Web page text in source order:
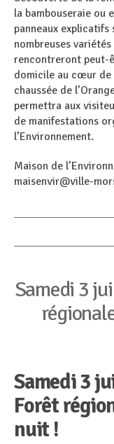
la bambouseraie ou
panneaux
nombreuses
rencontreront peut-
domicile au cœur de
chaussée de
permettra aux
de manifestations
l’Environnement.
Maison de
maisenvir@ville-
Samedi 3
Samedi 3
Forêt
nuit !